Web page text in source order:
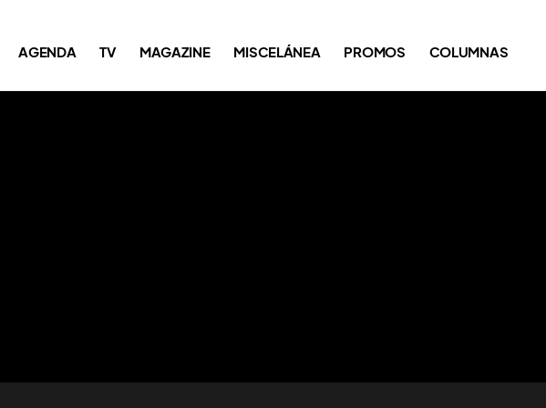
AGENDA TV MAGAZINE MISCELÁNEA PROMOS COLUMNAS